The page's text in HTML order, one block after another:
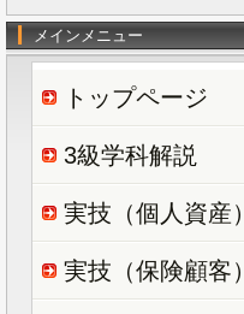
メインメニュー
トップページ
3級学科解説
実技（個人資産）
実技（保険顧客）